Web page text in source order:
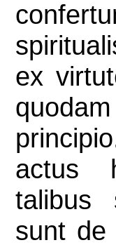
ex
actus
talibus
sunt de